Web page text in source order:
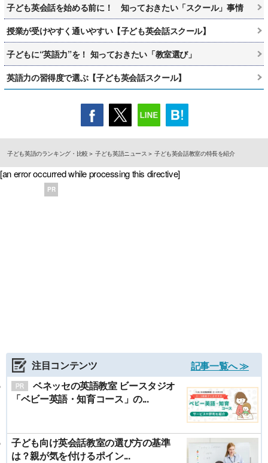
子ども英会話を始める前に！ 知っておきたい「スクール」事情
授業が受けやすく通いやすい【子ども英会話スクール】
子どもに“英語力”を！ 知っておきたい「教室選び」
英語力の習得度で選ぶ【子ども英会話スクール】
子ども英語のランキング・比較 子ども英語ニュース 子ども英会話教室の特長を紹介
[an error occurred while processing this directive]
PR
注目コンテンツ
記事一覧へ ≫
ベネッセの英語教室 ビースタジオ
「ベビー英語・知育コース」の...
子ども向け英会話教室の選び方の基準
は？親が気を付けるポイン...